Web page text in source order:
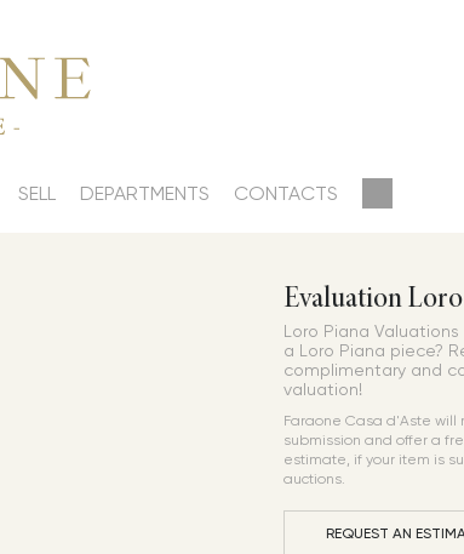
SELL DEPARTMENTS CONTACTS
Evaluation
Loro Piana
a Loro Piana piece?
complimentary and
valuation!
Faraone Casa d'Aste will
submission and offer a
estimate, if your item is
auctions.
REQUEST AN